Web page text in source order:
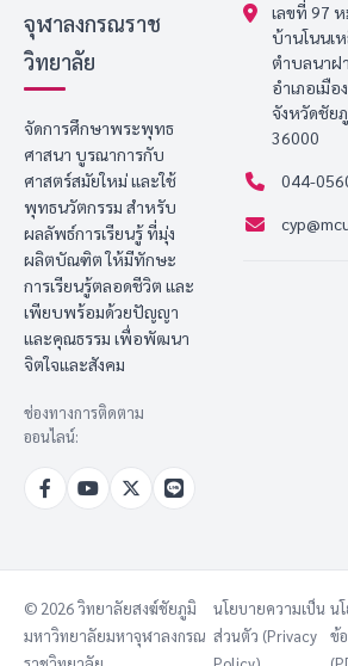
จุฬาลงกรณราช
วิทยาลัย
จัดการศึกษาพระพุทธ
ศาสนา บูรณาการกับ
ศาสตร์สมัยใหม่ และใช้
พุทธนวัตกรรม สำหรับ
ผลลัพธ์การเรียนรู้ ที่มุ่ง
ผลิตบัณฑิต ให้มีทักษะ
การเรียนรู้ตลอดชีวิต และ
เพียบพร้อมด้วยปัญญา
และคุณธรรม เพื่อพัฒนา
จิตใจและสังคม
ช่องทางการติดตาม
ออนไลน์:
เลขที่ 97
บ้านโนนเ
ตำบลนาฝ
อำเภอเมือ
จังหวัดชัย
36000
044-
© 2026 วิทยาลัยสงฆ์ชัยภูมิ
มหาวิทยาลัยมหาจุฬาลงกรณ
นโยบายความเป็น
ส่วนตัว (Privacy
น
ข้